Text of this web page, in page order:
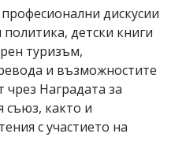
дискусии
детски книги
туризъм,
и възможностите
Наградата за
съюз, както и
с участието на